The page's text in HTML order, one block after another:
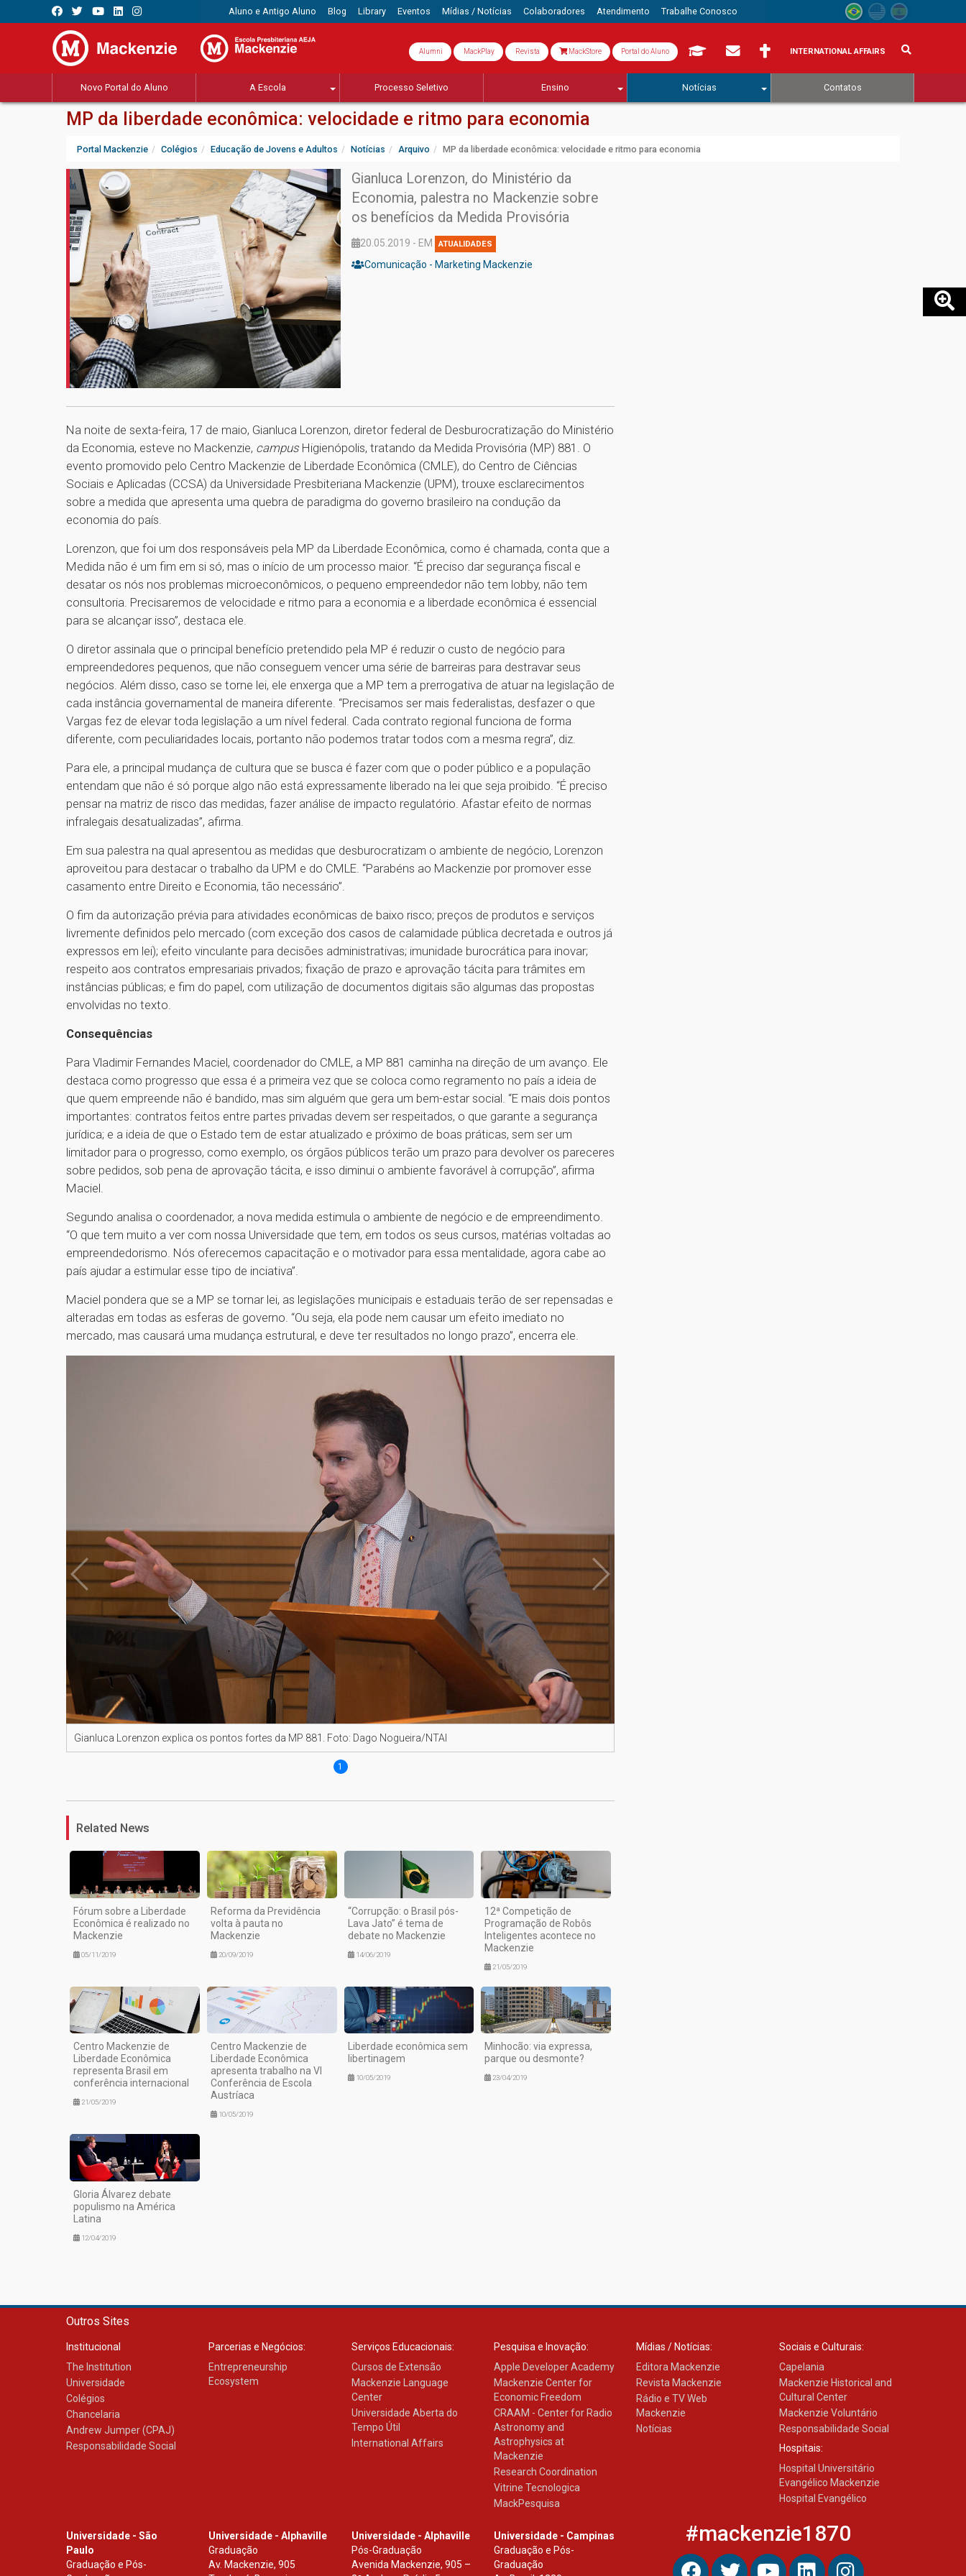
Aluno e Antigo Aluno Blog Library Eventos Mídias / Notícias Colaboradores Atendimento Trabalhe Conosco
Alumni MackPlay Revista MackStore Portal do Aluno INTERNATIONAL AFFAIRS
Novo Portal do Aluno A Escola Processo Seletivo Ensino Notícias Contatos
MP da liberdade econômica: velocidade e ritmo para economia
Portal Mackenzie Colégios Educação de Jovens e Adultos Notícias Arquivo MP da liberdade econômica: velocidade e ritmo para economia
Gianluca Lorenzon, do Ministério da
Economia, palestra no Mackenzie sobre
os benefícios da Medida Provisória
20.05.2019 - EM ATUALIDADES
Comunicação - Marketing Mackenzie
Na noite de sexta-feira, 17 de maio, Gianluca Lorenzon, diretor federal de Desburocratização do Ministério
da Economia, esteve no Mackenzie, campus Higienópolis, tratando da Medida Provisória (MP) 881. O
evento promovido pelo Centro Mackenzie de Liberdade Econômica (CMLE), do Centro de Ciências
Sociais e Aplicadas (CCSA) da Universidade Presbiteriana Mackenzie (UPM), trouxe esclarecimentos
sobre a medida que apresenta uma quebra de paradigma do governo brasileiro na condução da
economia do país.
Lorenzon, que foi um dos responsáveis pela MP da Liberdade Econômica, como é chamada, conta que a
Medida não é um fim em si só, mas o início de um processo maior. “É preciso dar segurança fiscal e
desatar os nós nos problemas microeconômicos, o pequeno empreendedor não tem lobby, não tem
consultoria. Precisaremos de velocidade e ritmo para a economia e a liberdade econômica é essencial
para se alcançar isso”, destaca ele.
O diretor assinala que o principal benefício pretendido pela MP é reduzir o custo de negócio para
empreendedores pequenos, que não conseguem vencer uma série de barreiras para destravar seus
negócios. Além disso, caso se torne lei, ele enxerga que a MP tem a prerrogativa de atuar na legislação de
cada instância governamental de maneira diferente. “Precisamos ser mais federalistas, desfazer o que
Vargas fez de elevar toda legislação a um nível federal. Cada contrato regional funciona de forma
diferente, com peculiaridades locais, portanto não podemos tratar todos com a mesma regra”, diz.
Para ele, a principal mudança de cultura que se busca é fazer com que o poder público e a população
entendam que não é só porque algo não está expressamente liberado na lei que seja proibido. “É preciso
pensar na matriz de risco das medidas, fazer análise de impacto regulatório. Afastar efeito de normas
infralegais desatualizadas”, afirma.
Em sua palestra na qual apresentou as medidas que desburocratizam o ambiente de negócio, Lorenzon
aproveitou para destacar o trabalho da UPM e do CMLE. “Parabéns ao Mackenzie por promover esse
casamento entre Direito e Economia, tão necessário”.
O fim da autorização prévia para atividades econômicas de baixo risco; preços de produtos e serviços
livremente definidos pelo mercado (com exceção dos casos de calamidade pública decretada e outros já
expressos em lei); efeito vinculante para decisões administrativas; imunidade burocrática para inovar;
respeito aos contratos empresariais privados; fixação de prazo e aprovação tácita para trâmites em
instâncias públicas; e fim do papel, com utilização de documentos digitais são algumas das propostas
envolvidas no texto.
Consequências
Para Vladimir Fernandes Maciel, coordenador do CMLE, a MP 881 caminha na direção de um avanço. Ele
destaca como progresso que essa é a primeira vez que se coloca como regramento no país a ideia de
que quem empreende não é bandido, mas sim alguém que gera um bem-estar social. “E mais dois pontos
importantes: contratos feitos entre partes privadas devem ser respeitados, o que garante a segurança
jurídica; e a ideia de que o Estado tem de estar atualizado e próximo de boas práticas, sem ser um
limitador para o progresso, como exemplo, os órgãos públicos terão um prazo para devolver os pareceres
sobre pedidos, sob pena de aprovação tácita, e isso diminui o ambiente favorável à corrupção”, afirma
Maciel.
Segundo analisa o coordenador, a nova medida estimula o ambiente de negócio e de empreendimento.
“O que tem muito a ver com nossa Universidade que tem, em todos os seus cursos, matérias voltadas ao
empreendedorismo. Nós oferecemos capacitação e o motivador para essa mentalidade, agora cabe ao
país ajudar a estimular esse tipo de inciativa”.
Maciel pondera que se a MP se tornar lei, as legislações municipais e estaduais terão de ser repensadas e
alteradas em todas as esferas de governo. “Ou seja, ela pode nem causar um efeito imediato no
mercado, mas causará uma mudança estrutural, e deve ter resultados no longo prazo”, encerra ele.
Gianluca Lorenzon explica os pontos fortes da MP 881. Foto: Dago Nogueira/NTAI
1
Related News
Fórum sobre a Liberdade
Econômica é realizado no
Mackenzie
05/11/2019
Reforma da Previdência
volta à pauta no
Mackenzie
20/09/2019
“Corrupção: o Brasil pós-
Lava Jato” é tema de
debate no Mackenzie
14/06/2019
12ª Competição de
Programação de Robôs
Inteligentes acontece no
Mackenzie
21/05/2019
Centro Mackenzie de
Liberdade Econômica
representa Brasil em
conferência internacional
21/05/2019
Centro Mackenzie de
Liberdade Econômica
apresenta trabalho na VI
Conferência de Escola
Austríaca
10/05/2019
Liberdade econômica sem
libertinagem
10/05/2019
Minhocão: via expressa,
parque ou desmonte?
23/04/2019
Gloria Álvarez debate
populismo na América
Latina
12/04/2019
Outros Sites
Institucional
The Institution
Universidade
Colégios
Chancelaria
Andrew Jumper (CPAJ)
Responsabilidade Social
Parcerias e Negócios:
Entrepreneurship
Ecosystem
Serviços Educacionais:
Cursos de Extensão
Mackenzie Language
Center
Universidade Aberta do
Tempo Útil
International Affairs
Pesquisa e Inovação:
Apple Developer Academy
Mackenzie Center for
Economic Freedom
CRAAM - Center for Radio
Astronomy and
Astrophysics at
Mackenzie
Research Coordination
Vitrine Tecnologica
MackPesquisa
Mídias / Notícias:
Editora Mackenzie
Revista Mackenzie
Rádio e TV Web
Mackenzie
Notícias
Sociais e Culturais:
Capelania
Mackenzie Historical and
Cultural Center
Mackenzie Voluntário
Responsabilidade Social
Hospitais:
Hospital Universitário
Evangélico Mackenzie
Hospital Evangélico
Universidade - São
Paulo
Graduação e Pós-
Universidade - Alphaville
Graduação
Av. Mackenzie, 905
Universidade - Alphaville
Pós-Graduação
Avenida Mackenzie, 905 –
Universidade - Campinas
Graduação e Pós-
Graduação
#mackenzie1870